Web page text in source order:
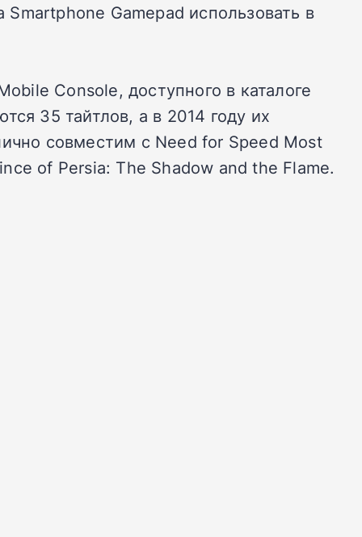
Gamepad использовать в
Console, доступного в каталоге
35 тайтлов, а в 2014 году их
совместим с Need for Speed Most
of Persia: The Shadow and the Flame.